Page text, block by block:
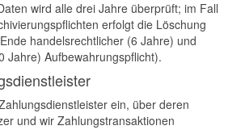
wird alle drei Jahre überprüft; im Fall
erfolgt die Löschung
handelsrechtlicher (6 Jahre) und
Jahre) Aufbewahrungspflicht).
ein, über deren
und wir Zahlungstransaktionen